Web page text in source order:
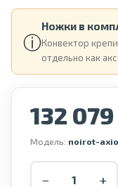
ⓘ
Ножки в
Конвектор
отдельно как
132
Модель: noirot-
− +